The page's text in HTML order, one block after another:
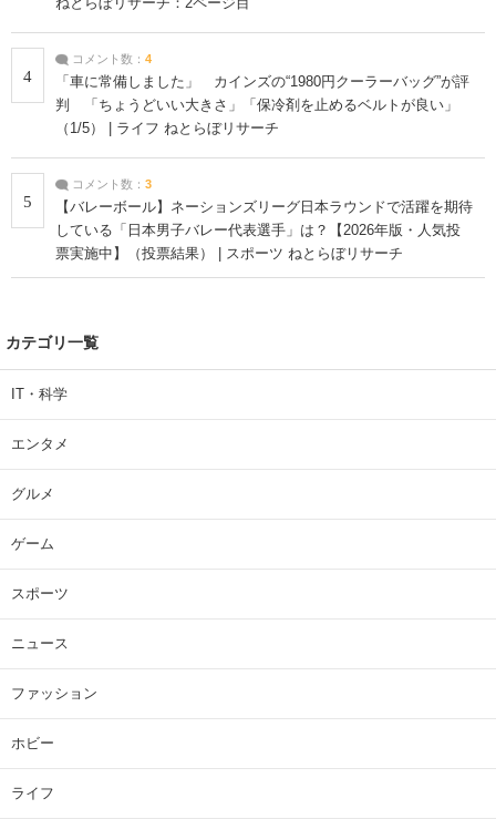
4
コメント数： 4
「車に常備しました」 カインズの“1980円クーラーバッグ”が評
判 「ちょうどいい大きさ」「保冷剤を止めるベルトが良い」
（1/5） | ライフ ねとらぼリサーチ
5
コメント数： 3
【バレーボール】ネーションズリーグ日本ラウンドで活躍を期待
している「日本男子バレー代表選手」は？【2026年版・人気投
票実施中】（投票結果） | スポーツ ねとらぼリサーチ
カテゴリ一覧
IT・科学
エンタメ
グルメ
ゲーム
スポーツ
ニュース
ファッション
ホビー
ライフ